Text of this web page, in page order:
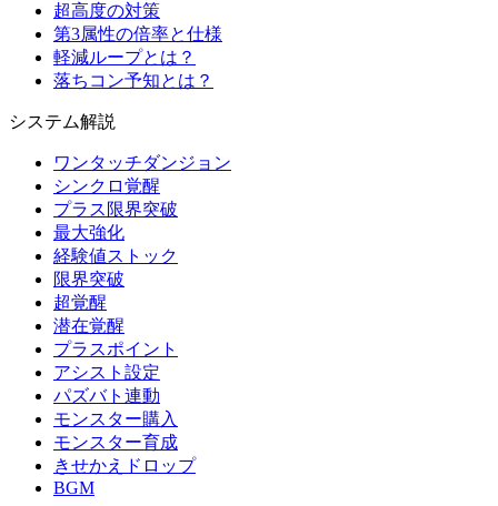
超高度の対策
第3属性の倍率と仕様
軽減ループとは？
落ちコン予知とは？
システム解説
ワンタッチダンジョン
シンクロ覚醒
プラス限界突破
最大強化
経験値ストック
限界突破
超覚醒
潜在覚醒
プラスポイント
アシスト設定
パズバト連動
モンスター購入
モンスター育成
きせかえドロップ
BGM